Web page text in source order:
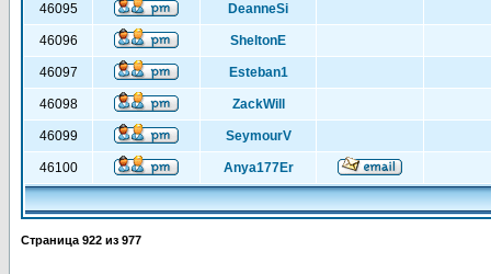
46095 DeanneSi
46096 SheltonE
46097 Esteban1
46098 ZackWill
46099 SeymourV
46100 Anya177Er
Страница 922 из 977